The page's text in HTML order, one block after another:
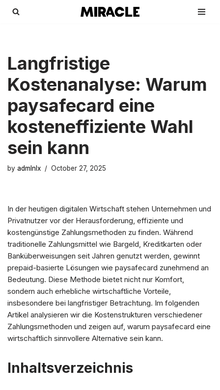
Langfristige
Kostenanalyse: Warum
paysafecard eine
kosteneffiziente Wahl
sein kann
by admlnlx October 27, 2025
In der heutigen digitalen Wirtschaft stehen Unternehmen und
Privatnutzer vor der Herausforderung, effiziente und
kostengünstige Zahlungsmethoden zu finden. Während
traditionelle Zahlungsmittel wie Bargeld, Kreditkarten oder
Banküberweisungen seit Jahren genutzt werden, gewinnt
prepaid-basierte Lösungen wie paysafecard zunehmend an
Bedeutung. Diese Methode bietet nicht nur Komfort,
sondern auch erhebliche wirtschaftliche Vorteile,
insbesondere bei langfristiger Betrachtung. Im folgenden
Artikel analysieren wir die Kostenstrukturen verschiedener
Zahlungsmethoden und zeigen auf, warum paysafecard eine
wirtschaftlich sinnvollere Alternative sein kann.
Inhaltsverzeichnis